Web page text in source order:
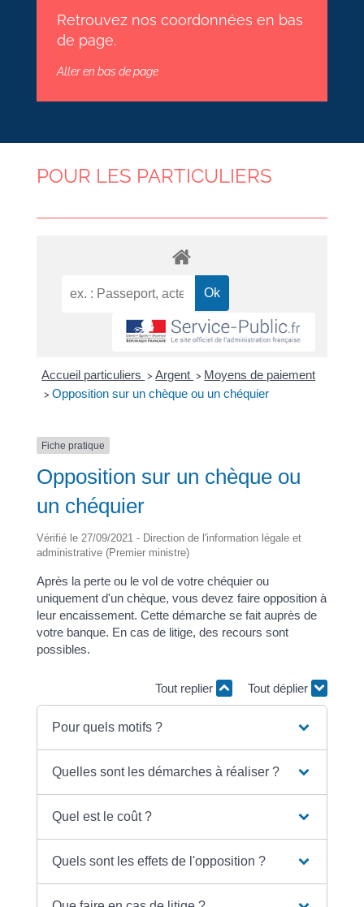
Retrouvez nos coordonnées en bas
de page.
Aller en bas de page
POUR LES PARTICULIERS
Accueil particuliers > Argent > Moyens de paiement
> Opposition sur un chèque ou un chéquier
Fiche pratique
Opposition sur un chèque ou
un chéquier
Vérifié le 27/09/2021 - Direction de l'information légale et
administrative (Premier ministre)
Après la perte ou le vol de votre chéquier ou
uniquement d'un chèque, vous devez faire opposition à
leur encaissement. Cette démarche se fait auprès de
votre banque. En cas de litige, des recours sont
possibles.
Tout replier Tout déplier
Pour quels motifs ?
Quelles sont les démarches à réaliser ?
Quel est le coût ?
Quels sont les effets de l'opposition ?